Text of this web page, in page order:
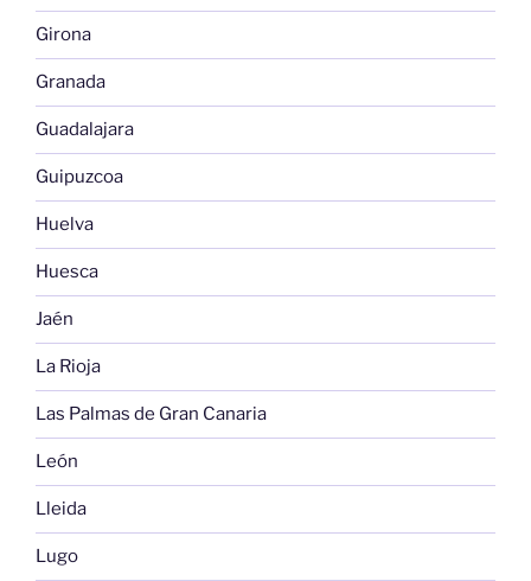
Girona
Granada
Guadalajara
Guipuzcoa
Huelva
Huesca
Jaén
La Rioja
Las Palmas de Gran Canaria
León
Lleida
Lugo